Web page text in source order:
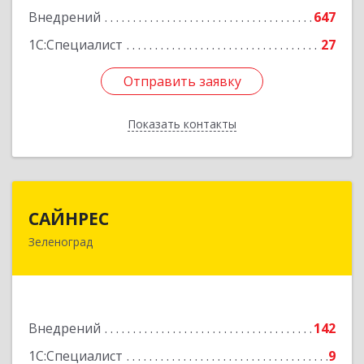
Внедрений
647
1С:Специалист
27
Отправить заявку
Показать контакты
Отправить заявку
Назад
САЙНРЕС
Зеленоград
Внедрений
142
1С:Специалист
9
124365, Москва г, Зеленоград г, корпус 2307А,